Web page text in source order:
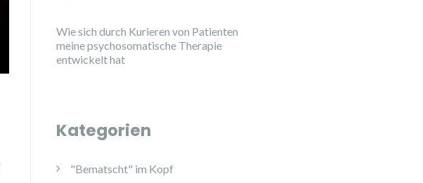
Wie sich durch Kurieren von Patienten
meine psychosomatische Therapie
entwickelt hat
Kategorien
"Bematscht" im Kopf